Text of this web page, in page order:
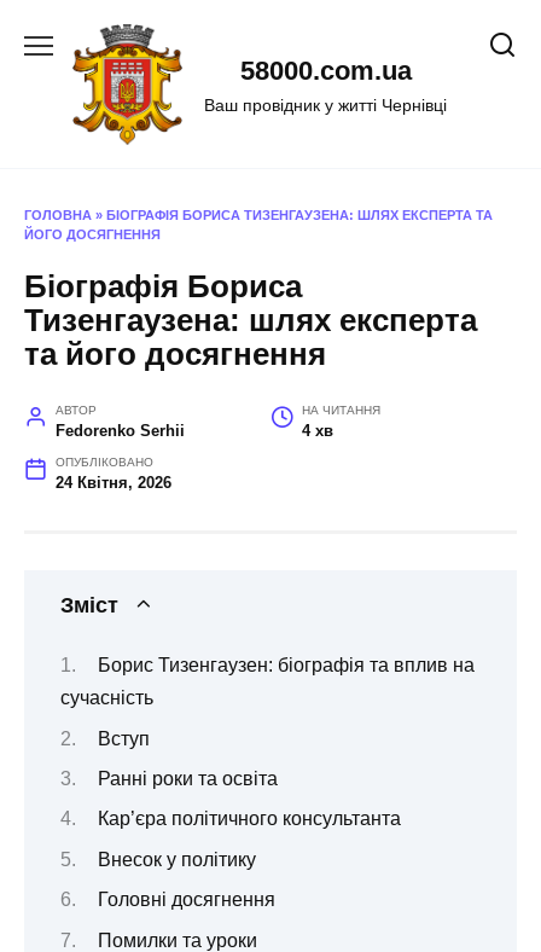
58000.com.ua
Ваш провідник у житті Чернівці
ГОЛОВНА » БІОГРАФІЯ БОРИСА ТИЗЕНГАУЗЕНА: ШЛЯХ ЕКСПЕРТА ТА
ЙОГО ДОСЯГНЕННЯ
Біографія Бориса
Тизенгаузена: шлях експерта
та його досягнення
АВТОР
Fedorenko Serhii
НА ЧИТАННЯ
4 хв
ОПУБЛІКОВАНО
24 Квітня, 2026
Зміст
Борис Тизенгаузен: біографія та вплив на
сучасність
Вступ
Ранні роки та освіта
Кар’єра політичного консультанта
Внесок у політику
Головні досягнення
Помилки та уроки